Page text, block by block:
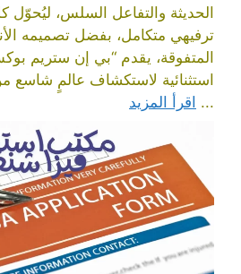
الحديثة والتفاعل السلس، ليُحوّل
ترفيهي متكامل، بفضل تصميمه
المتفوقة، يقدم “بي إن ستريم
استثنائية لاستكشاف عالمٍ شاسع
... اقرأ المزيد